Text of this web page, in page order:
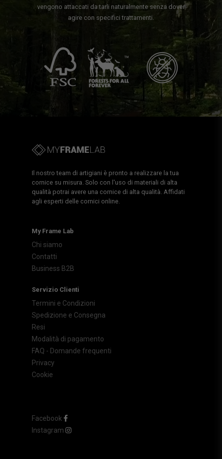
vengono attaccati da tarli naturalmente senza dover
agire con specifici trattamenti.
Il nostro team di artigiani è pronto a realizzare la tua
cornice su misura. Solo con l'uso di materiali di alta
qualità potrai avere una cornice di alta qualità. Affidati
agli esperti delle cornici online.
My Frame Lab
Chi siamo
Contatti
Business B2B
Servizio Clienti
Termini e Condizioni
Spedizione e Consegna
Resi
Modalità di pagamento
FAQ - Domande frequenti
Privacy
Cookie
Facebook
Instagram